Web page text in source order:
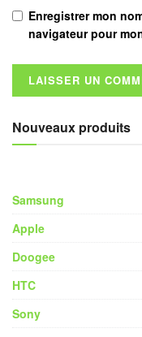
Enregistrer mon
navigateur pour
Nouveaux produits
Samsung
Apple
Doogee
HTC
Sony